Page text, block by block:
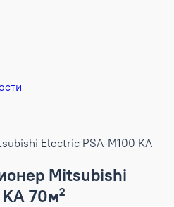
Electric PSA-M100 KA
Mitsubishi
70м²